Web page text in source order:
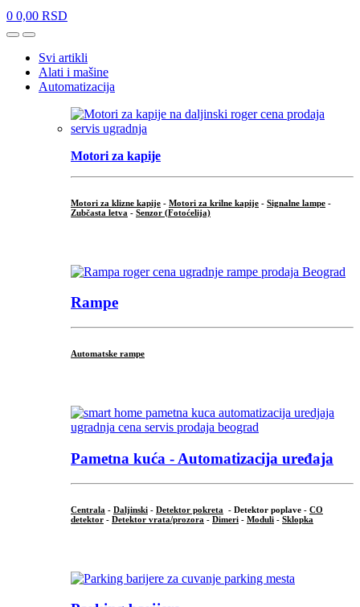
0 0,00 RSD
OpenClose
Svi artikli
Alati i mašine
Automatizacija
Motori za kapije
Motori za klizne kapije - Motori za krilne kapije - Signalne lampe -
Zubčasta letva - Senzor (Fotoćelija)
Rampe
Automatske rampe
Pametna kuća - Automatizacija uređaja
Centrala - Daljinski - Detektor pokreta - Detektor poplave - CO
detektor - Detektor vrata/prozora - Dimeri - Moduli - Sklopka